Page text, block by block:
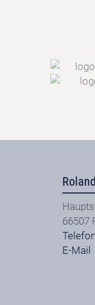
66507
Telefon
E-Mail